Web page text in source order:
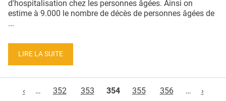
d'hospitalisation chez les personnes âgées. Ainsi on
estime à 9.000 le nombre de décès de personnes âgées de
...
LIRE LA SUITE
‹
… 352 353 354 355 356 … ›